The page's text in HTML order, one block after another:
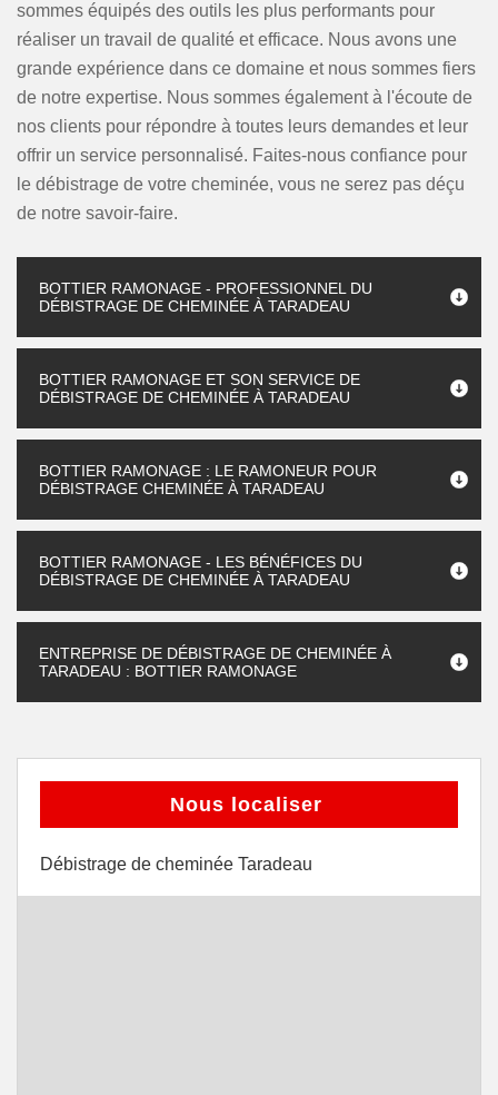
sommes équipés des outils les plus performants pour
réaliser un travail de qualité et efficace. Nous avons une
grande expérience dans ce domaine et nous sommes fiers
de notre expertise. Nous sommes également à l'écoute de
nos clients pour répondre à toutes leurs demandes et leur
offrir un service personnalisé. Faites-nous confiance pour
le débistrage de votre cheminée, vous ne serez pas déçu
de notre savoir-faire.
BOTTIER RAMONAGE - PROFESSIONNEL DU
DÉBISTRAGE DE CHEMINÉE À TARADEAU
BOTTIER RAMONAGE ET SON SERVICE DE
DÉBISTRAGE DE CHEMINÉE À TARADEAU
BOTTIER RAMONAGE : LE RAMONEUR POUR
DÉBISTRAGE CHEMINÉE À TARADEAU
BOTTIER RAMONAGE - LES BÉNÉFICES DU
DÉBISTRAGE DE CHEMINÉE À TARADEAU
ENTREPRISE DE DÉBISTRAGE DE CHEMINÉE À
TARADEAU : BOTTIER RAMONAGE
Nous localiser
Débistrage de cheminée Taradeau